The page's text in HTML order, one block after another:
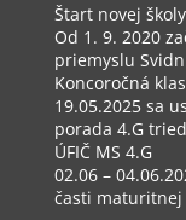
Štart novej školy
Od 1. 9. 2020
priemyslu
Koncoročná
19.05.2025 sa
porada 4.G
ÚFIČ MS 4.G
02.06 –
časti maturitnej